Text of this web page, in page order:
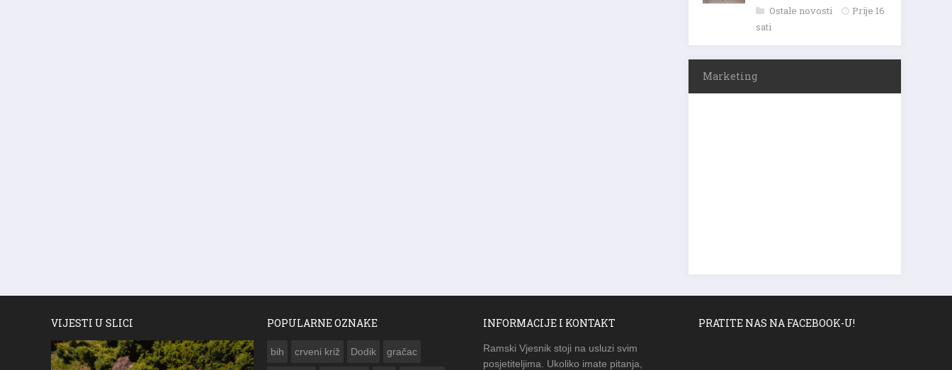
Ostale novosti
Prije 16
sati
Marketing
VIJESTI U SLICI POPULARNE OZNAKE
bih crveni križ Dodik gračac
INFORMACIJE I KONTAKT
Ramski Vjesnik stoji na usluzi svim
posjetiteljima. Ukoliko imate pitanja,
PRATITE NAS NA FACEBOOK-U!